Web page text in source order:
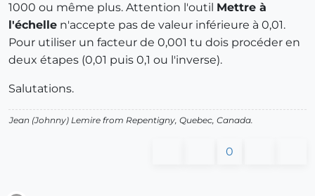
1000 ou même plus. Attention l'outil Mettre à
l'échelle n'accepte pas de valeur inférieure à 0,01.
Pour utiliser un facteur de 0,001 tu dois procéder en
deux étapes (0,01 puis 0,1 ou l'inverse).
Salutations.
Jean (Johnny) Lemire from Repentigny, Quebec, Canada.
0